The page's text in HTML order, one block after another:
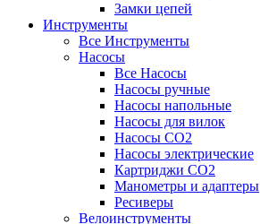
Замки цепей
Инструменты
Все Инструменты
Насосы
Все Насосы
Насосы ручные
Насосы напольные
Насосы для вилок
Насосы CO2
Насосы электрические
Картриджи CO2
Манометры и адаптеры
Ресиверы
Велоинструменты